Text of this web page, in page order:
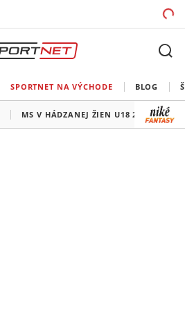
SPORTNET NA VÝCHODE BLOG
MS V HÁDZANEJ ŽIEN U18 2026